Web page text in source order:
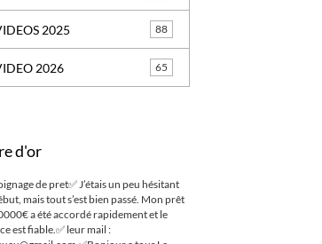
2025 88
2026 65
d'or
de pret✅ J’étais un peu hésitant
mais tout s’est bien passé. Mon prêt
a été accordé rapidement et le
est fiable.✅ leur mail :